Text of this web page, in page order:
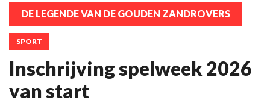
DE LEGENDE VAN DE GOUDEN ZANDROVERS
SPORT
Inschrijving spelweek 2026
van start